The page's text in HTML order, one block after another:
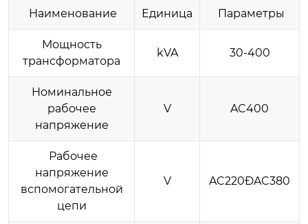
Наименование Единица Параметры
Мощность
трансформатора
kVA 30-400
Номинальное
рабочее
напряжение
V AC400
Рабочее
напряжение
вспомогательной
цепи
V AC220ĐAC380